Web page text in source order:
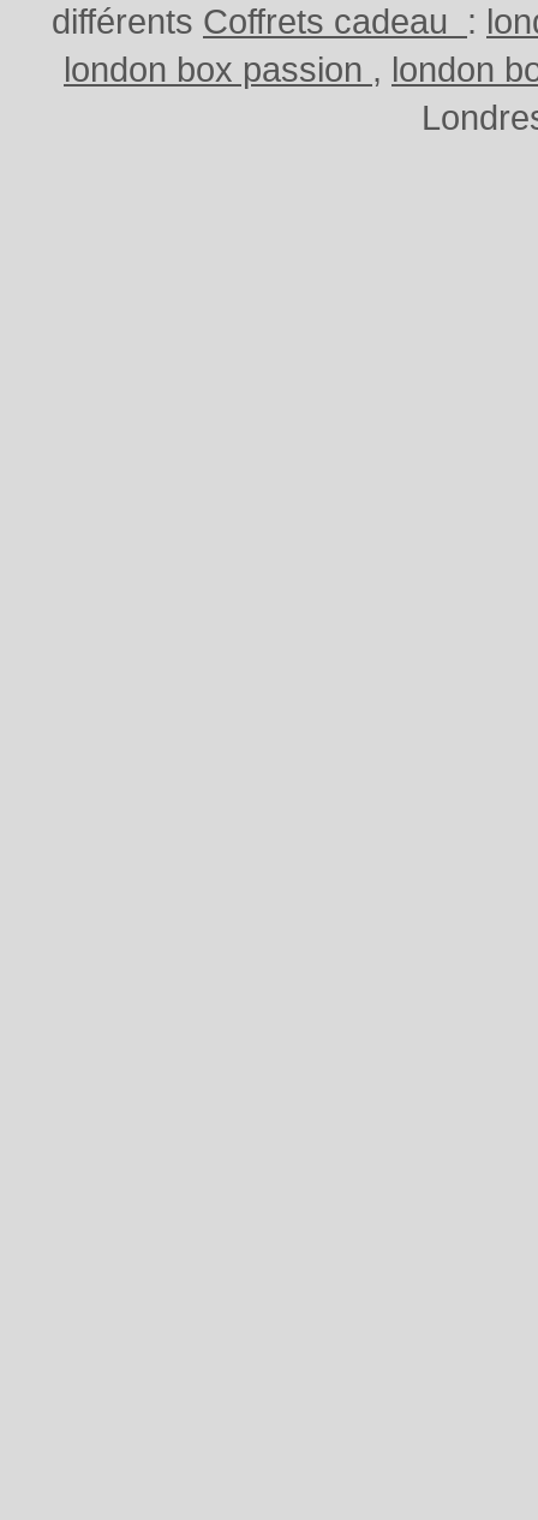
différents Coffrets cadeau :
london box passion , london